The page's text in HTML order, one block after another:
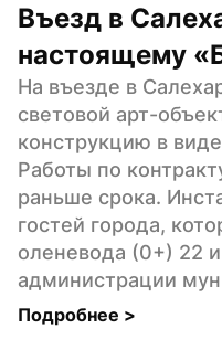
Въезд в
настоящему
На въезде в
световой арт-
конструкцию в
Работы по
раньше срока.
гостей города,
оленевода (0+) 22
администрации
Подробнее >